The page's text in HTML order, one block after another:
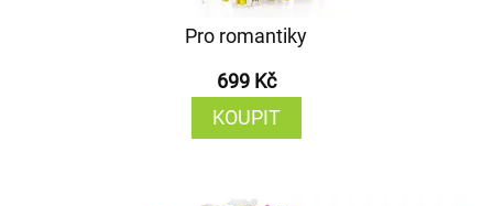
Pro romantiky
699 Kč
KOUPIT